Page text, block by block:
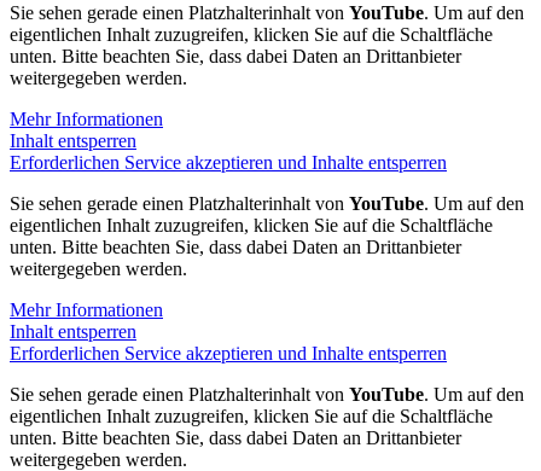
Sie sehen gerade einen Platzhalterinhalt von YouTube. Um auf den
eigentlichen Inhalt zuzugreifen, klicken Sie auf die Schaltfläche
unten. Bitte beachten Sie, dass dabei Daten an Drittanbieter
weitergegeben werden.
Mehr Informationen
Inhalt entsperren
Erforderlichen Service akzeptieren und Inhalte entsperren
Sie sehen gerade einen Platzhalterinhalt von YouTube. Um auf den
eigentlichen Inhalt zuzugreifen, klicken Sie auf die Schaltfläche
unten. Bitte beachten Sie, dass dabei Daten an Drittanbieter
weitergegeben werden.
Mehr Informationen
Inhalt entsperren
Erforderlichen Service akzeptieren und Inhalte entsperren
Sie sehen gerade einen Platzhalterinhalt von YouTube. Um auf den
eigentlichen Inhalt zuzugreifen, klicken Sie auf die Schaltfläche
unten. Bitte beachten Sie, dass dabei Daten an Drittanbieter
weitergegeben werden.